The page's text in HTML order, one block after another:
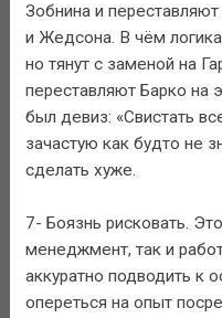
Зобнина и
и Жедсона. В чём
но тянут с заменой на
переставляют Барко на
был девиз: «Свистать
зачастую как будто не
сделать хуже.
7- Боязнь рисковать.
менеджмент, так и
аккуратно подводить к
опереться на опыт